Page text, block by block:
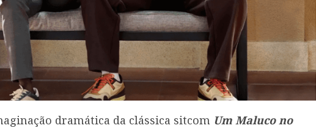
dramática da clássica sitcom Um Maluco no